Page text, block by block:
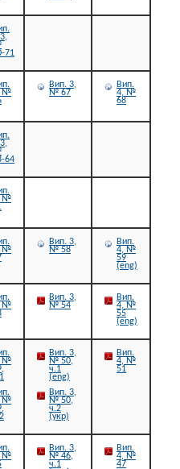
71
№
Вип. 3,
№ 67
Вип.
4, №
68
64
№
№
Вип. 3,
№ 58
Вип.
4, №
59
(eng)
№
Вип. 3,
№ 54
Вип.
4, №
55
(eng)
№
№
Вип. 3,
№ 50,
ч.1
(eng)
Вип. 3,
№ 50,
ч.2
(укр)
Вип.
4, №
51
№
Вип. 3,
№ 46,
ч.1
Вип.
4, №
47